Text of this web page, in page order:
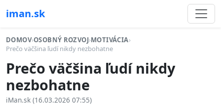
iman.sk
DOMOV›OSOBNÝ ROZVOJ›MOTIVÁCIA›
Prečo väčšina ľudí nikdy nezbohatne
Prečo väčšina ľudí nikdy
nezbohatne
iMan.sk (16.03.2026 07:55)